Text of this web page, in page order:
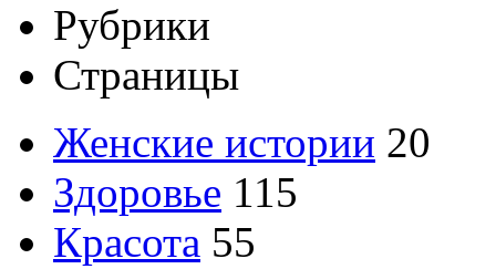
Рубрики
Страницы
Женские истории 20
Здоровье 115
Красота 55